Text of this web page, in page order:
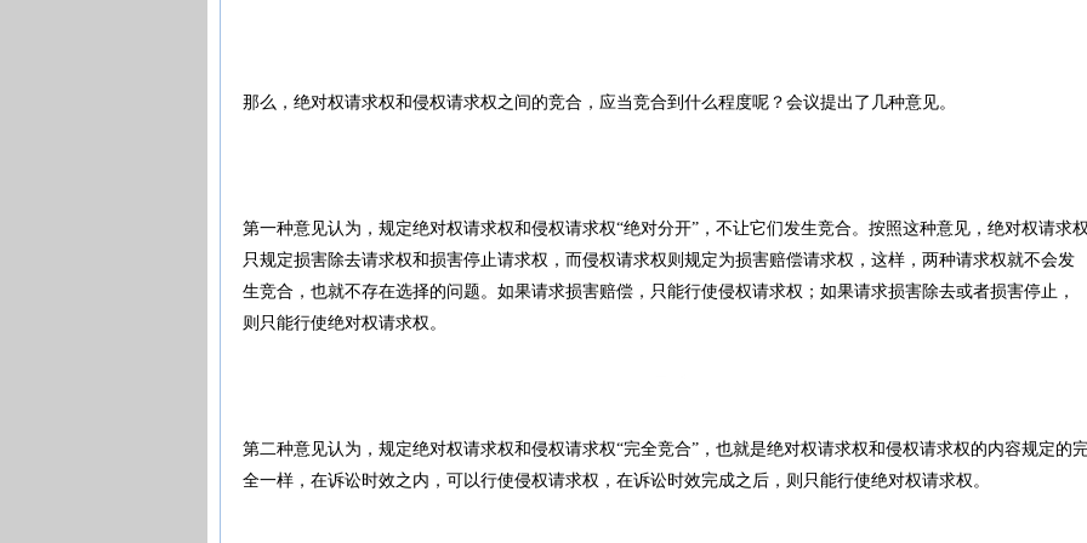
那么，绝对权请求权和侵权请求权之间的竞合，应当竞合到什么程度呢？会议提出了几种意见。
第一种意见认为，规定绝对权请求权和侵权请求权“绝对分开”，不让它们发生竞合。按照这种意见，绝对权请求
只规定损害除去请求权和损害停止请求权，而侵权请求权则规定为损害赔偿请求权，这样，两种请求权就不会发
生竞合，也就不存在选择的问题。如果请求损害赔偿，只能行使侵权请求权；如果请求损害除去或者损害停止，
则只能行使绝对权请求权。
第二种意见认为，规定绝对权请求权和侵权请求权“完全竞合”，也就是绝对权请求权和侵权请求权的内容规定的
全一样，在诉讼时效之内，可以行使侵权请求权，在诉讼时效完成之后，则只能行使绝对权请求权。